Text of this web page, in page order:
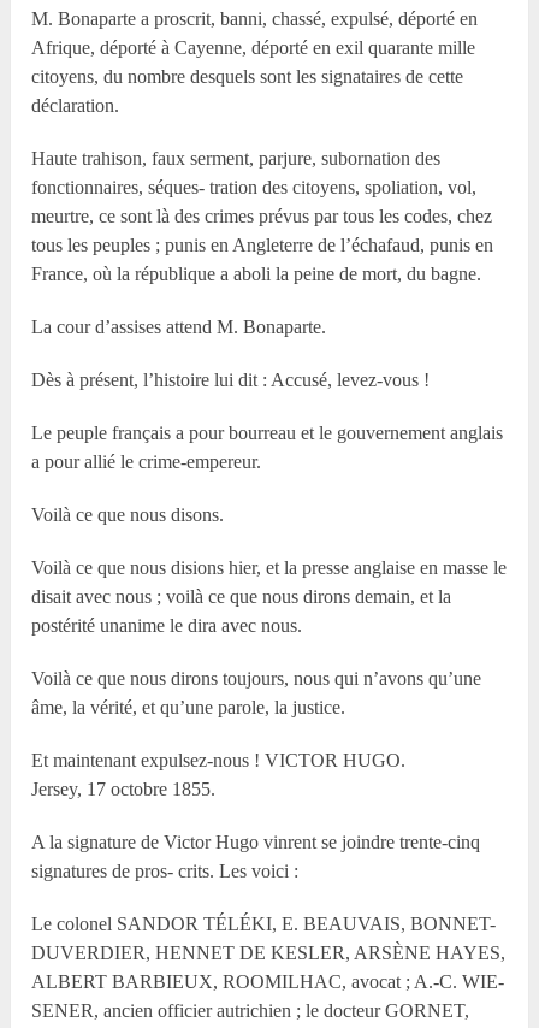
M. Bonaparte a proscrit, banni, chassé, expulsé, déporté en
Afrique, déporté à Cayenne, déporté en exil quarante mille
citoyens, du nombre desquels sont les signataires de cette
déclaration.
Haute trahison, faux serment, parjure, subornation des
fonctionnaires, séques- tration des citoyens, spoliation, vol,
meurtre, ce sont là des crimes prévus par tous les codes, chez
tous les peuples ; punis en Angleterre de l’échafaud, punis en
France, où la république a aboli la peine de mort, du bagne.
La cour d’assises attend M. Bonaparte.
Dès à présent, l’histoire lui dit : Accusé, levez-vous !
Le peuple français a pour bourreau et le gouvernement anglais
a pour allié le crime-empereur.
Voilà ce que nous disons.
Voilà ce que nous disions hier, et la presse anglaise en masse le
disait avec nous ; voilà ce que nous dirons demain, et la
postérité unanime le dira avec nous.
Voilà ce que nous dirons toujours, nous qui n’avons qu’une
âme, la vérité, et qu’une parole, la justice.
Et maintenant expulsez-nous ! VICTOR HUGO.
Jersey, 17 octobre 1855.
A la signature de Victor Hugo vinrent se joindre trente-cinq
signatures de pros- crits. Les voici :
Le colonel SANDOR TÉLÉKI, E. BEAUVAIS, BONNET-
DUVERDIER, HENNET DE KESLER, ARSÈNE HAYES,
ALBERT BARBIEUX, ROOMILHAC, avocat ; A.-C. WIE-
SENER, ancien officier autrichien ; le docteur GORNET,